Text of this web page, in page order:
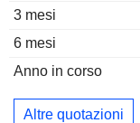
3 mesi
6 mesi
Anno in corso
Altre quotazioni